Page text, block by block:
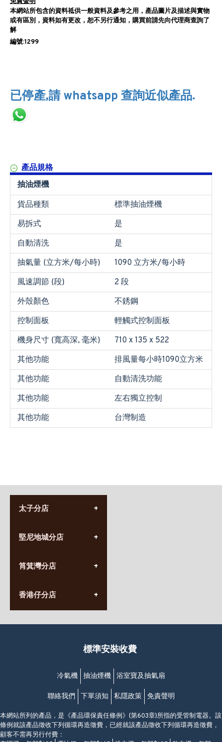
本網站所包含的資料祗供一般資料及參考之用，產品圖片及描述與實物
或有區別，資料如有更改，恕不另行通知，購買前請先向代理商查詢了
解
編號:1299
已停產,請 whatsapp 查詢近似產品.
產品規格
抽油煙機
貨品種類
標準抽油煙機
易拆式
是
自動清洗
是
抽氣量 (立方米/每小時)
1090 立方米/每小時
風速調節 (段)
2 段
外殼顏色
不銹鋼
控制面板
輕觸式控制面板
機身尺寸 (寬高深, 毫米)
710 x 135 x 522
其他功能
排風量每小時1090立方米
其他功能
自動清洗功能
其他功能
左右獨立控制
其他功能
台灣制造
太子分店
營業時間:
九龍太子太子道西141號
堅尼地城分店
營業時間:
香港堅尼地城卑路乍街
(堅尼地城地鐵站B出口)
筲箕灣分店
營業時間:
(10:00am-20:30pm)
香港仔分店
營業時間:
香港香港仔成都道20-28號
(黃竹坑地鐵站轉4M專線小巴)
標準安裝收費
冷氣機 抽油煙機 浴室寶及抽氣扇
聯絡我們 下單須知 私隱政策 免責聲明
本網站所列的產品，是《產品環保責任條例》(第603章)所指的受管制電器。該
條例就該產品徵收下列循環再造徵費，已經就該產品徵收下列循環再造徵費，
顧客不需再另行付費：